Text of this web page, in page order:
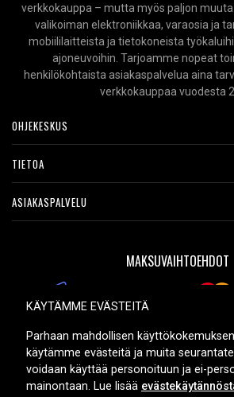
verkkokauppa – mutta myös paljon
valikoiman elektroniikkaa, varaosia ja
mobiililaitteista ja tietokoneista
ajoneuvoihin. Tarjoamme nopeat
henkilökohtaista asiakaspalvelua aina
verkkokauppaa vuodesta
OHJEKESKUS
TIETOA
ASIAKASPALVELU
MAKSUVAIHTOEHDOT
TOIMITUSVAIHTOEHDOT
KÄYTÄMME EVÄSTEITÄ
Parhaan mahdollisen
käytämme evästeitä ja muita
voidaan käyttää personoituun ja ei-
mainontaan. Lue lisää